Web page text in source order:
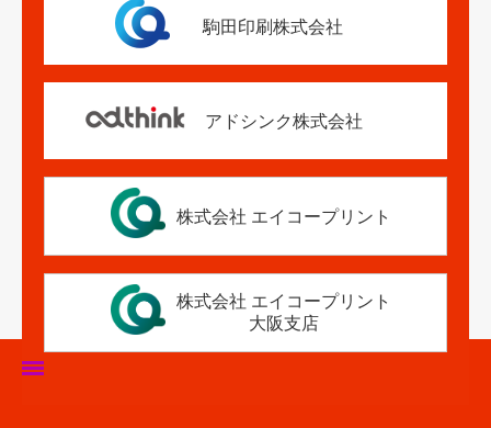
駒田印刷株式会社
アドシンク株式会社
株式会社 エイコープリント
株式会社 エイコープリント
大阪支店